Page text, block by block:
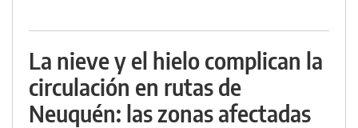
La nieve y el hielo complican la
circulación en rutas de
Neuquén: las zonas afectadas